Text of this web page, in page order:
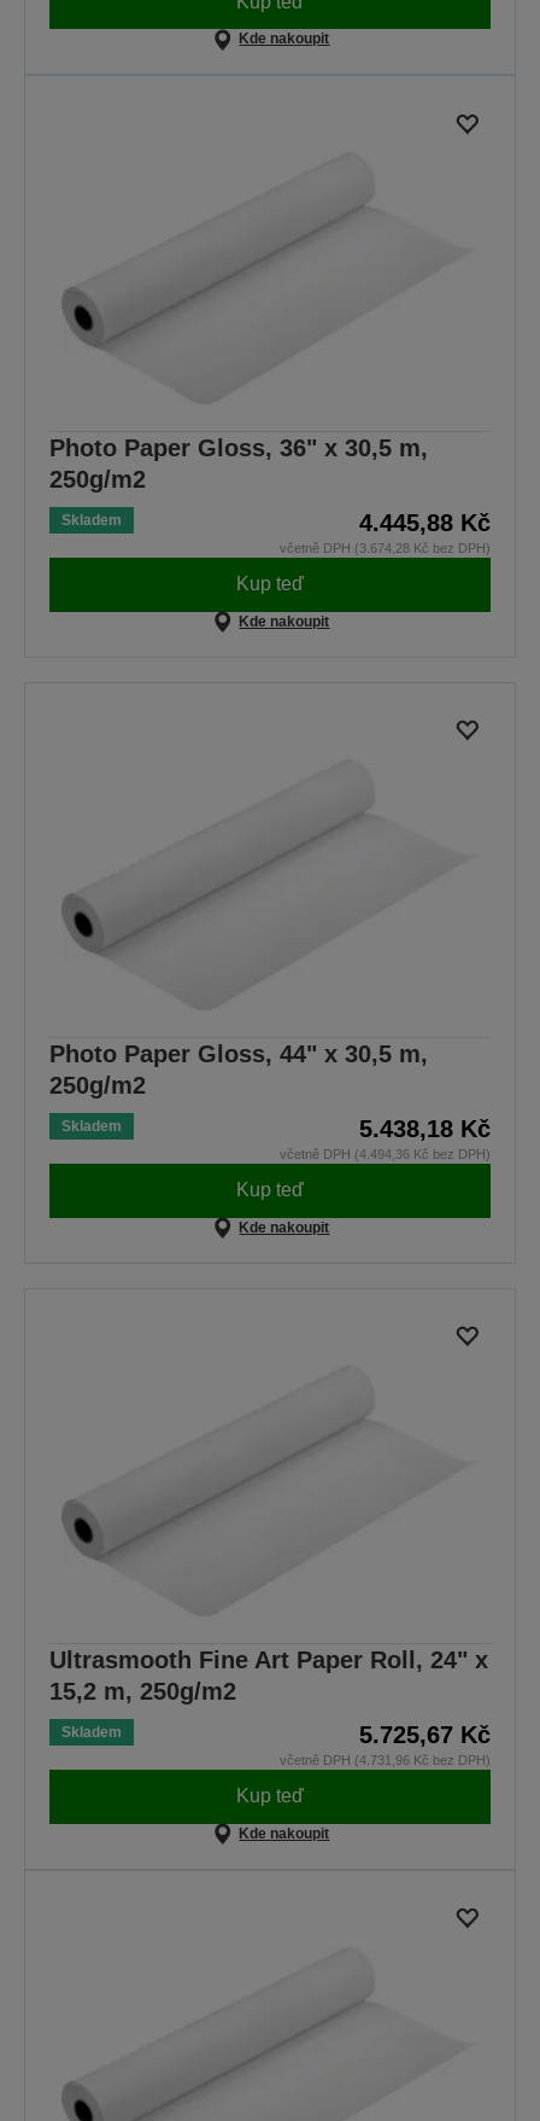
Kde nakoupit
Photo Paper Gloss, 36" x 30,5 m,
250g/m2
Skladem 4.445,88 Kč
včetně DPH (3.674,28 Kč bez DPH)
Kup teď
Kde nakoupit
Photo Paper Gloss, 44" x 30,5 m,
250g/m2
Skladem 5.438,18 Kč
včetně DPH (4.494,36 Kč bez DPH)
Kup teď
Kde nakoupit
Ultrasmooth Fine Art Paper Roll, 24" x
15,2 m, 250g/m2
Skladem 5.725,67 Kč
včetně DPH (4.731,96 Kč bez DPH)
Kup teď
Kde nakoupit